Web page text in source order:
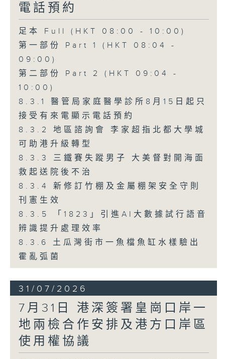
電話預約
足本 Full (HKT 08:00 - 10:00)
第一部份 Part 1 (HKT 08:04 -
09:00)
第二部份 Part 2 (HKT 09:04 -
10:00)
8.3.1 醫管局家庭醫學診所8月15日起只
接受有來電顯示電話預約
8.3.2 地區諮詢會 李家超指北都大學城
可助港升級轉型
8.3.3 三鐵賽失蹤男子 大美督對開海面
救起送院後不治
8.3.4 新修訂竹棚及金屬棚架安全守則
刊憲生效
8.3.5 「1823」引進AI大數據試行語音
辨識提升處理效率
8.3.6 土瓜灣街市一魚檔魚缸水樣驗出
霍亂弧菌
31/07/2026
7月31日 港深簽署皇崗口岸一
地兩檢合作安排及港方口岸區
使用權協議